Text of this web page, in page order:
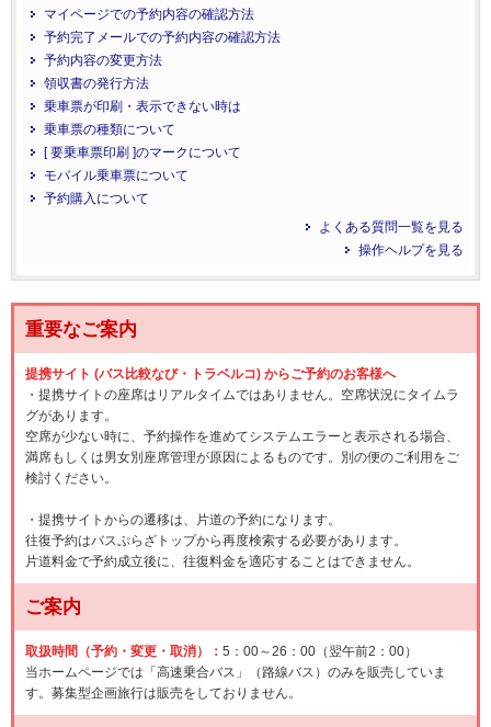
マイページでの予約内容の確認方法
予約完了メールでの予約内容の確認方法
予約内容の変更方法
領収書の発行方法
乗車票が印刷・表示できない時は
乗車票の種類について
[ 要乗車票印刷 ]のマークについて
モバイル乗車票について
予約購入について
よくある質問一覧を見る
操作ヘルプを見る
重要なご案内
提携サイト (バス比較なび・トラベルコ) からご予約のお客様へ
・提携サイトの座席はリアルタイムではありません。空席状況にタイムラ
グがあります。
空席が少ない時に、予約操作を進めてシステムエラーと表示される場合、
満席もしくは男女別座席管理が原因によるものです。別の便のご利用をご
検討ください。
・提携サイトからの遷移は、片道の予約になります。
往復予約はバスぷらざトップから再度検索する必要があります。
片道料金で予約成立後に、往復料金を適応することはできません。
ご案内
取扱時間（予約・変更・取消）： 5：00～26：00（翌午前2：00）
当ホームページでは「高速乗合バス」（路線バス）のみを販売していま
す。募集型企画旅行は販売をしておりません。